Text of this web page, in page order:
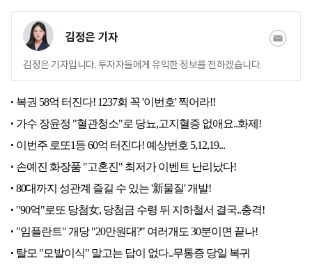
김정은 기자
김정은 기자입니다. 투자자들에게 유익한 정보를 전하겠습니다.